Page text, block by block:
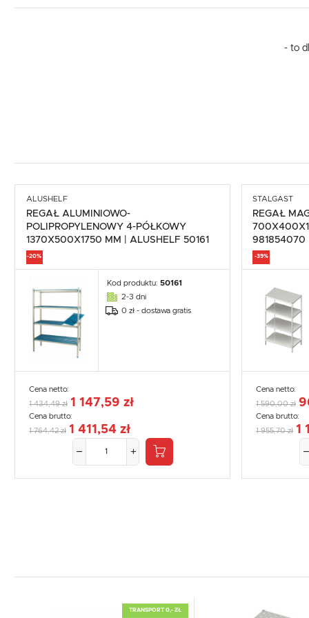
- to
ALUSHELF
REGAŁ ALUMINIOWO-
POLIPROPYLENOWY 4-PÓŁKOWY
1370X500X1750 MM | ALUSHELF 50161
-20%
Kod produktu:50161
2-3 dni
0 zł - dostawa gratis
Cena netto:
1 434,49 zł 1 147,59 zł
Cena brutto:
1 764,42 zł 1 411,54 zł
STALGAST
REGAŁ
981854070
-39%
Cena netto:
1 590,00 zł
Cena brutto:
1 955,70 zł 1
TRANSPORT 0,- ZŁ